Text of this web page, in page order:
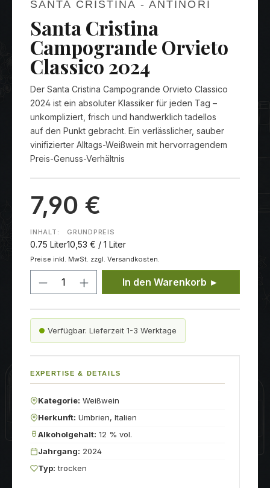
SANTA CRISTINA - ANTINORI
Santa Cristina
Campogrande Orvieto
Classico 2024
Der Santa Cristina Campogrande Orvieto Classico
2024 ist ein absoluter Klassiker für jeden Tag –
unkompliziert, frisch und handwerklich tadellos
auf den Punkt gebracht. Ein verlässlicher, sauber
vinifizierter Alltags-Weißwein mit hervorragendem
Preis-Genuss-Verhältnis
7,90 €
INHALT:
0.75 Liter
GRUNDPREIS
10,53 € / 1 Liter
Preise inkl. MwSt. zzgl. Versandkosten.
Produkt Anzahl: Gib den
In den Warenkorb ►
Verfügbar. Lieferzeit 1-3 Werktage
EXPERTISE & DETAILS
Kategorie: Weißwein
Herkunft: Umbrien, Italien
Alkoholgehalt: 12 % vol.
Jahrgang: 2024
Typ: trocken